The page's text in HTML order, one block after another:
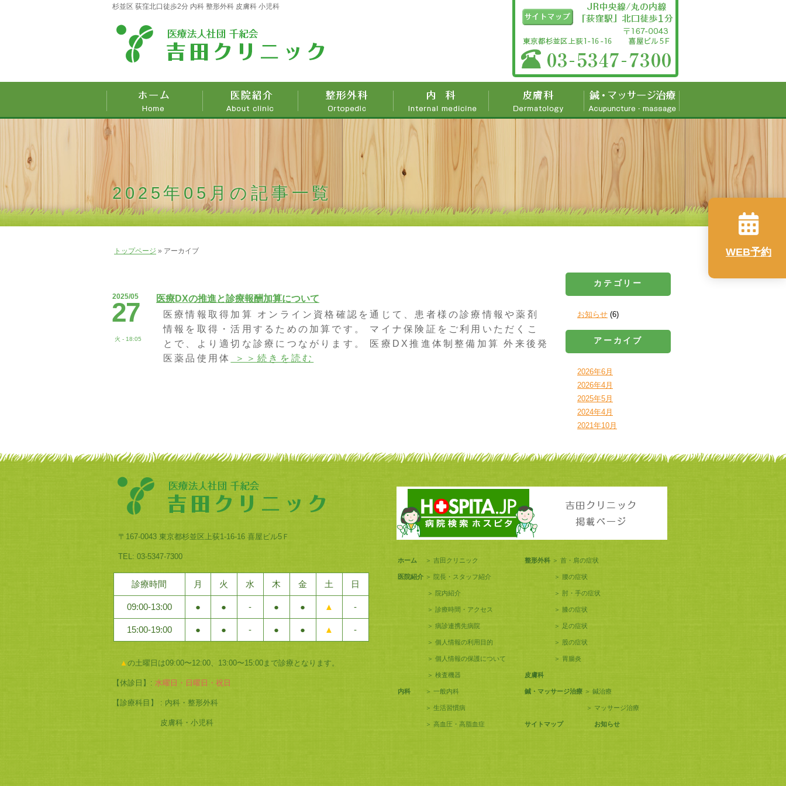
杉並区 荻窪北口徒歩2分 内科 整形外科 皮膚科 小児科
WEB予約
2025年05月の記事一覧
トップページ » アーカイブ
2025/05
27
火 - 18:05
医療DXの推進と診療報酬加算について
医療情報取得加算 オンライン資格確認を通じて、患者様の診療情報や薬剤
情報を取得・活用するための加算です。 マイナ保険証をご利用いただくこ
とで、より適切な診療につながります。 医療DX推進体制整備加算 外来後発
医薬品使用体
＞＞続きを読む
カテゴリー
お知らせ (6)
アーカイブ
2026年6月
2026年4月
2025年5月
2024年4月
2021年10月
〒167-0043 東京都杉並区上荻1-16-16 喜屋ビル5Ｆ
TEL: 03-5347-7300
診療時間 月 火 水 木 金 土 日
09:00-13:00 ● ● - ● ● ▲ -
15:00-19:00 ● ● - ● ● ▲ -
▲ の土曜日は09:00〜12:00、13:00〜15:00まで診療となります。
【休診日】: 水曜日・日曜日・祝日
【診療科目】 : 内科・整形外科
皮膚科・小児科
ホーム ＞ 吉田クリニック
医院紹介＞ 院長・スタッフ紹介
＞ 院内紹介
＞ 診療時間・アクセス
＞ 病診連携先病院
＞ 個人情報の利用目的
＞ 個人情報の保護について
＞ 検査機器
内科＞ 一般内科
＞ 生活習慣病
＞ 高血圧・高脂血症
整形外科 ＞首・肩の症状
＞ 腰の症状
＞ 肘・手の症状
＞ 膝の症状
＞ 足の症状
＞ 股の症状
＞ 胃腸炎
皮膚科
鍼・マッサージ治療 ＞鍼治療
＞ マッサージ治療
サイトマップ お知らせ